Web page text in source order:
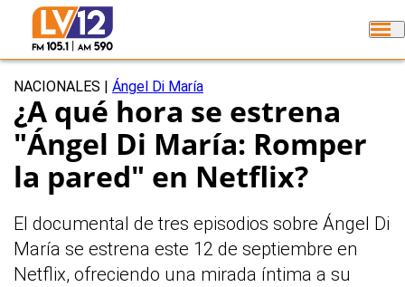
NACIONALES Ángel Di María
¿A qué hora se estrena
"Ángel Di María: Romper
la pared" en Netflix?
El documental de tres episodios sobre Ángel Di
María se estrena este 12 de septiembre en
Netflix, ofreciendo una mirada íntima a su